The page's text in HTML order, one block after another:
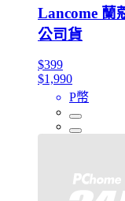
Lancome 蘭
公司貨
$399
$1,990
P幣